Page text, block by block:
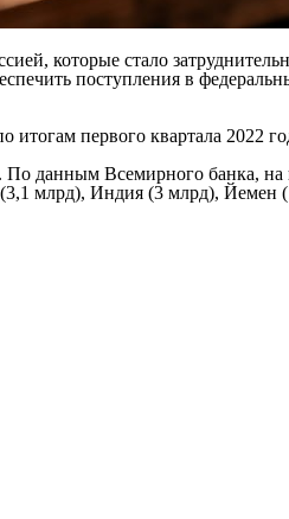
которые стало
поступления в
итогам первого квартала 2022
По данным Всемирного банка,
млрд), Индия (3 млрд), Йемен